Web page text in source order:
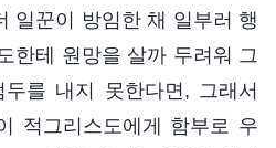
일꾼이 방임한 채 일부러 행
한테 원망을 살까 두려워 그
를 내지 못한다면, 그래서
적그리스도에게 함부로 우